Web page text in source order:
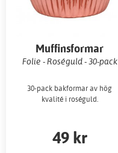
Muffinsformar
Folie - Roséguld - 30-pack
30-pack bakformar av hög
kvalité i roséguld.
49 kr